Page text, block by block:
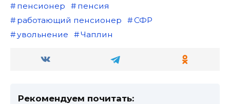
пенсионер
пенсия
работающий пенсионер
СФР
увольнение
Чаплин
Рекомендуем почитать: